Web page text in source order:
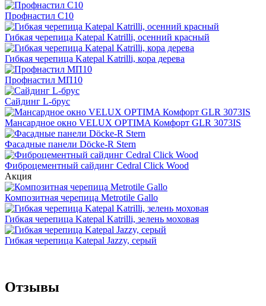
Профнастил С10
Гибкая черепица Katepal Katrilli, осенний красный
Гибкая черепица Katepal Katrilli, кора дерева
Профнастил МП10
Сайдинг L-брус
Мансардное окно VELUX OPTIMA Комфорт GLR 3073IS
Фасадные панели Döcke-R Stern
Фиброцементный сайдинг Cedral Click Wood
Акция
Композитная черепица Metrotile Gallo
Гибкая черепица Katepal Katrilli, зелень моховая
Гибкая черепица Katepal Jazzy, серый
Отзывы